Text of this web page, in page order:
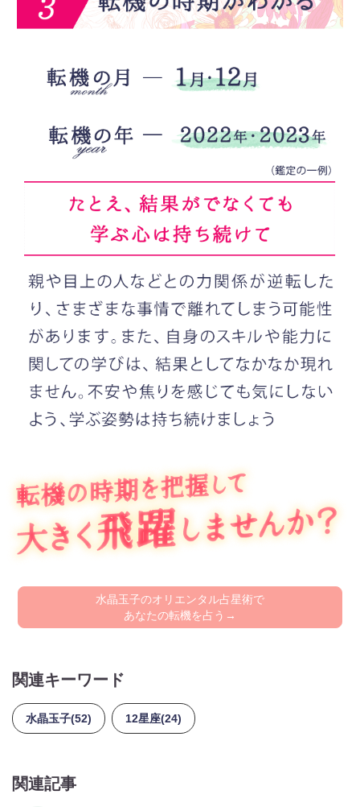
水晶玉子のオリエンタル占星術で
あなたの転機を占う→
関連キーワード
水晶玉子(52) 12星座(24)
関連記事